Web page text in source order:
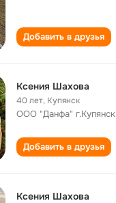
Добавить в друзья
Ксения Шахова
40 лет, Купянск
ООО "Данфа" г.Купянск
Добавить в друзья
Ксения Шахова